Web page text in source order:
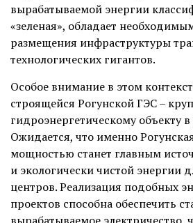
вырабатываемой энергии
«зеленая», обладает
размещения инфраструктуры
технологических гигантов.
Особое внимание в этом
строящейся Рогунской ГЭС –
гидроэнергетическому объекту
Ожидается, что именно
мощностью станет главным
и экологически чистой энергии
центров. Реализация подобных
проектов способна обеспечить